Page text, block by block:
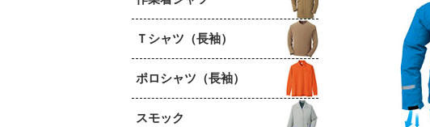
Ｔシャツ（長袖）
ポロシャツ（長袖）
スモック